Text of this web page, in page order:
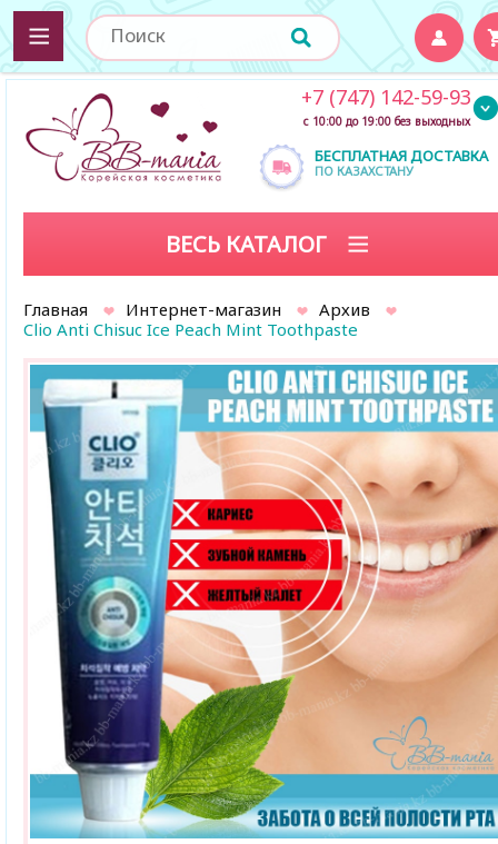
БЕСПЛАТНАЯ ДОСТАВКА
ПО КАЗАХСТАНУ
+7 (747) 142-59-93
с 10:00 до 19:00 без выходных
ВЕСЬ КАТАЛОГ
Главная Интернет-магазин
Архив
Clio Anti Chisuc Ice Peach Mint Toothpaste